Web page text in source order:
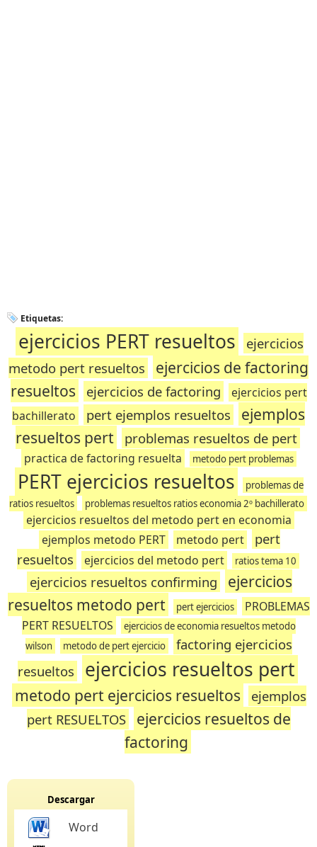
Etiquetas:
ejercicios PERT resueltos
ejercicios
metodo pert resueltos
ejercicios de factoring
resueltos
ejercicios de factoring
ejercicios pert
bachillerato
pert ejemplos resueltos
ejemplos
resueltos pert
problemas resueltos de pert
practica de factoring resuelta metodo pert problemas
PERT ejercicios resueltos
problemas de
ratios resueltos
problemas resueltos ratios economia 2º bachillerato
ejercicios resueltos del metodo pert en economia
ejemplos metodo PERT
metodo pert
pert
resueltos
ejercicios del metodo pert ratios tema 10
ejercicios resueltos confirming
ejercicios
resueltos metodo pert
pert ejercicios
PROBLEMAS
PERT RESUELTOS
ejercicios de economia resueltos metodo
wilson
metodo de pert ejercicio
factoring ejercicios
resueltos
ejercicios resueltos pert
metodo pert ejercicios resueltos
ejemplos
pert RESUELTOS
ejercicios resueltos de
factoring
Descargar
Word